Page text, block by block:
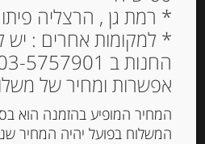
ממרח אגוזי לוז
Lindt Nocciole
₪44.00
מחיר ל 100 גרם: 22.00 ש"ח
* רמת גן , הרצליה פיתוח –
* למקומות אחרים : יש
אפשרות ומחיר של
המחיר המופיע בהזמנה הוא
המשלוח בפועל יהיה המחיר